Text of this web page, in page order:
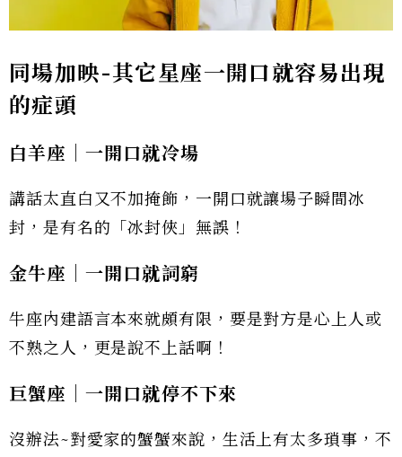
同場加映-其它星座一開口就容易出現
的症頭
白羊座│一開口就冷場
講話太直白又不加掩飾，一開口就讓場子瞬間冰
封，是有名的「冰封俠」無誤！
金牛座│一開口就詞窮
牛座內建語言本來就頗有限，要是對方是心上人或
不熟之人，更是說不上話啊！
巨蟹座│一開口就停不下來
沒辦法~對愛家的蟹蟹來說，生活上有太多瑣事，不